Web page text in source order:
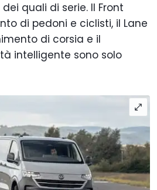
dei quali di serie. Il Front
di pedoni e ciclisti, il Lane
di corsia e il
intelligente sono solo